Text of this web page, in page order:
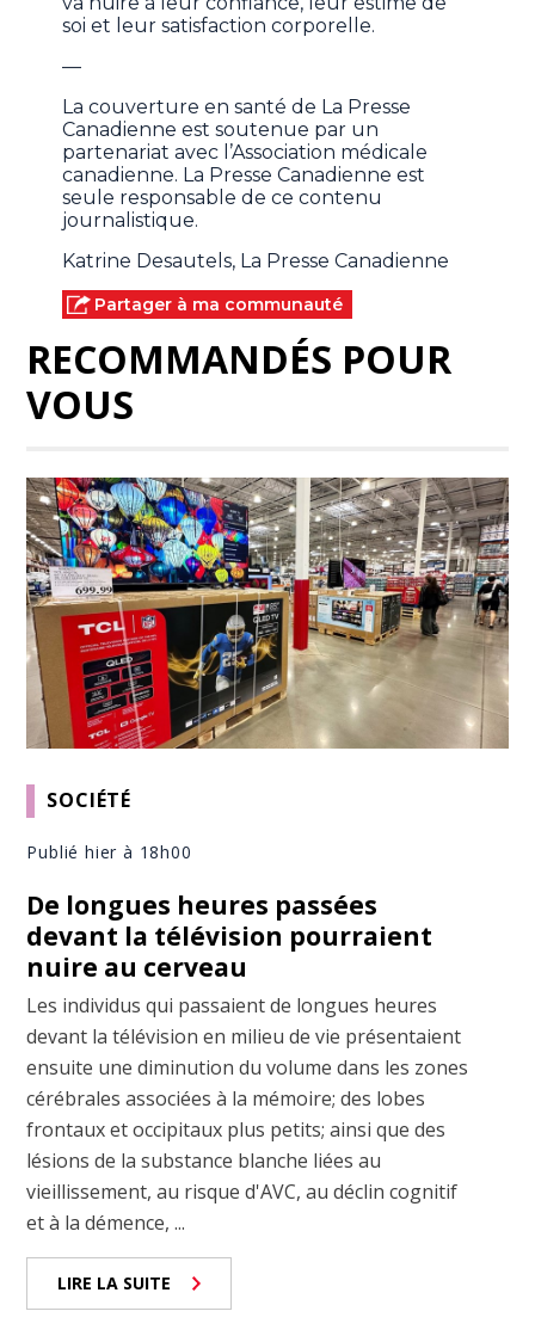
soi et leur satisfaction corporelle.
—
La couverture en santé de La Presse
Canadienne est soutenue par un
partenariat avec l’Association médicale
canadienne. La Presse Canadienne est
seule responsable de ce contenu
journalistique.
Katrine Desautels, La Presse Canadienne
Partager à ma communauté
RECOMMANDÉS POUR
VOUS
SOCIÉTÉ
Publié hier à 18h00
De longues heures passées
devant la télévision pourraient
nuire au cerveau
Les individus qui passaient de longues heures
devant la télévision en milieu de vie présentaient
ensuite une diminution du volume dans les zones
cérébrales associées à la mémoire; des lobes
frontaux et occipitaux plus petits; ainsi que des
lésions de la substance blanche liées au
vieillissement, au risque d'AVC, au déclin cognitif
et à la démence, ...
LIRE LA SUITE